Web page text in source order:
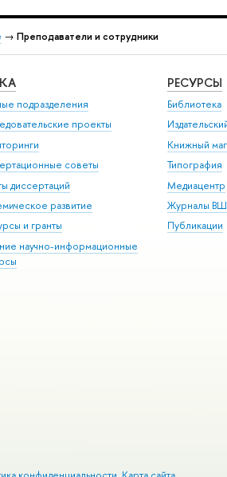
→ Преподаватели и сотрудники
подразделения
проекты
советы
диссертаций
развитие
и гранты
научно-информационные
РЕСУРСЫ
Библиотека
Книжный
Типография
Медиацентр
Журналы
Публикации